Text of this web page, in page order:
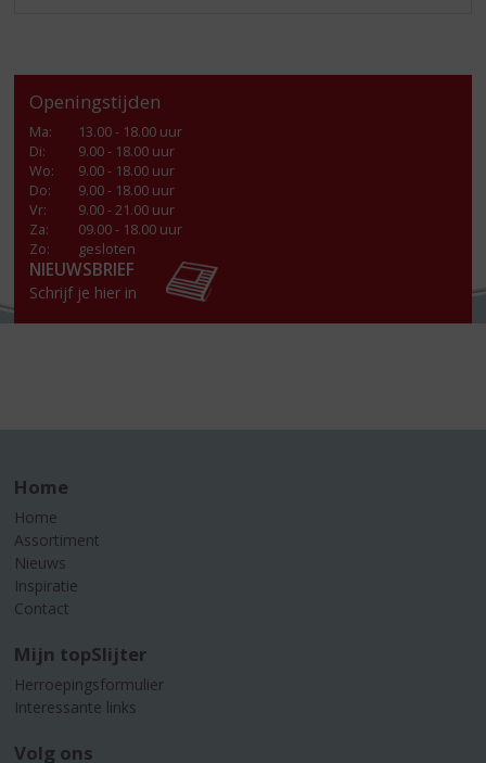
Openingstijden
Ma:
13.00 - 18.00 uur
Di:
9.00 - 18.00 uur
Wo:
9.00 - 18.00 uur
Do:
9.00 - 18.00 uur
Vr:
9.00 - 21.00 uur
Za:
09.00 - 18.00 uur
Zo:
gesloten
NIEUWSBRIEF
Schrijf je hier in
Home
Home
Assortiment
Nieuws
Inspiratie
Contact
Mijn topSlijter
Herroepingsformulier
Interessante links
Volg ons